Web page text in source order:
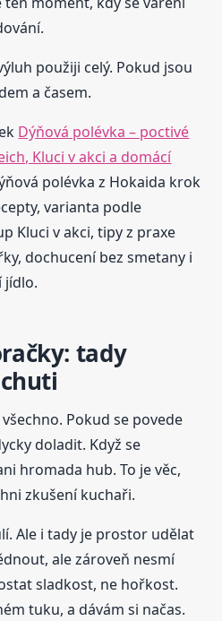
použiji celý. Pokud jsou
a časem.
Dýňová polévka – poctivé
Kluci v akci a domácí
polévka z Hokaida krok
varianta podle
Kluci v akci, tipy z praxe
dochucení bez smetany i
jídlo.
tady
Pokud se povede
doladit. Když se
hromada hub. To je věc,
zkušení kuchaři.
Ale i tady je prostor udělat
ale zároveň nesmí
sladkost, ne hořkost.
tuku, a dávám si načas.